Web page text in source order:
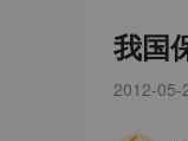
我国
2012-05-